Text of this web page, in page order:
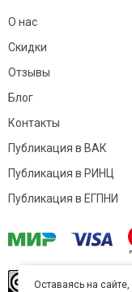
О нас
Скидки
Отзывы
Блог
Контакты
Публикация в ВАК
Публикация в РИНЦ
Публикация в ЕГПНИ
Оставаясь на